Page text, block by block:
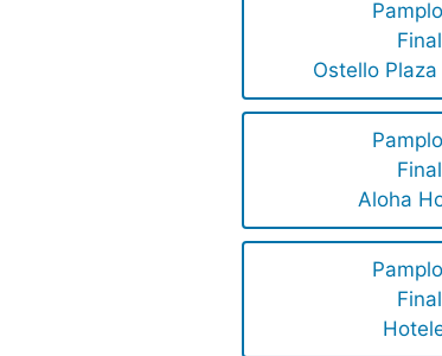
Final
Ostello
Final
Aloha
Final